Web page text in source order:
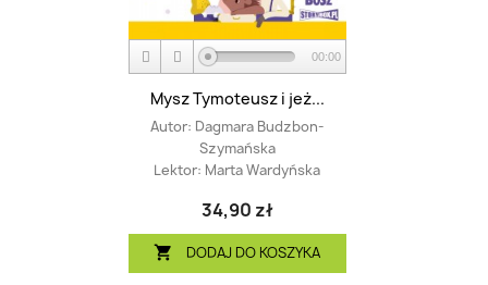
00:00
Mysz Tymoteusz i jeż...
Autor: Dagmara Budzbon-
Szymańska
Lektor: Marta Wardyńska
34,90 zł
 DODAJ DO KOSZYKA